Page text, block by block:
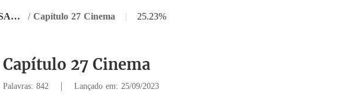
COCHELO HERANÇA de SANGUE / Capítulo 27 Cinema | 25.23%
Capítulo 27 Cinema
Palavras: 842 | Lançado em: 25/09/2023